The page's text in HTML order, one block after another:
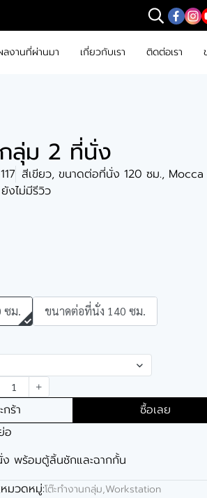
ลงานที่ผ่านมา เกี่ยวกับเรา ติดต่อเรา
กลุ่ม 2 ที่นั่ง
สีเขียว, ขนาดต่อที่นั่ง 120 ซม.,
ยังไม่มีรีวิว
ซม. ขนาดต่อที่นั่ง 140 ซม.
ร้า
ซื้อเลย
อ
ง พร้อมตู้ลิ้นชักและฉากกั้น
หมวดหมู่:โต๊ะทำงานกลุ่ม,Workstation